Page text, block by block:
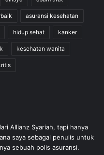
asuransi kesehatan
hidup sehat kanker
kesehatan wanita
Allianz Syariah, tapi hanya
saya sebagai penulis untuk
sebuah polis asuransi.